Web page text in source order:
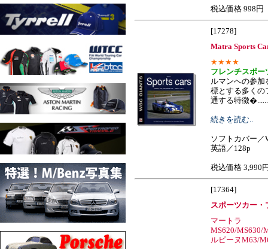
税込価格 998円
[17278]
Matra Sports
★★★★
フレンチスポー
ルマンへの参加
標とする多くの
通する特徴
続きを読む..
ソフトカバー／
英語／128p
税込価格 3,990
[17364]
スポーツカー・
マートラ
MS620/MS630/
ルピーヌM63/